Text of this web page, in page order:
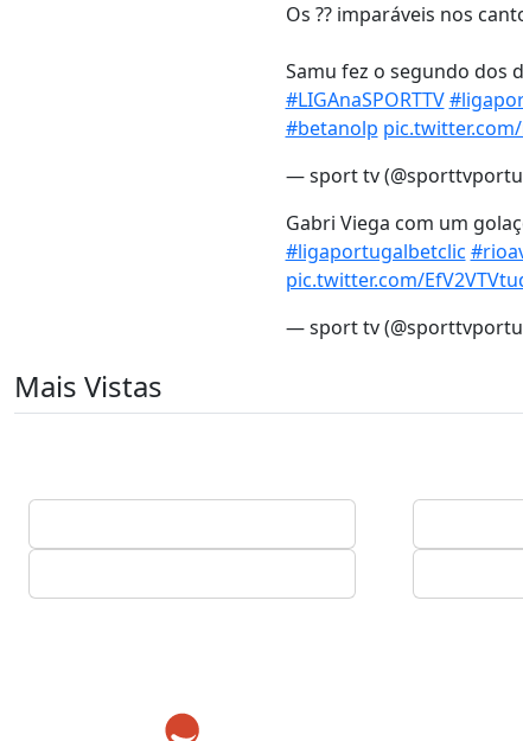
Os ?? imparáveis nos
Samu fez o segundo dos
#LIGAnaSPORTTV
#betanolp
— sport tv
Gabri Viega com um
#ligaportugalbetclic
pic.twitter.com/
— sport tv
Mais Vistas